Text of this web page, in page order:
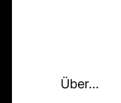
Über…